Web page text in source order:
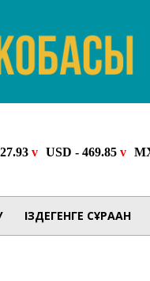
ІЗДЕГЕНГЕ СҰРАҒАН